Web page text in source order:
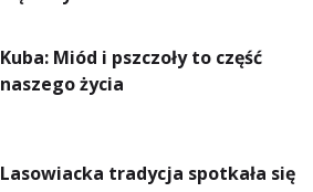
Kuba: Miód i pszczoły to część
naszego życia
Lasowiacka tradycja spotkała się